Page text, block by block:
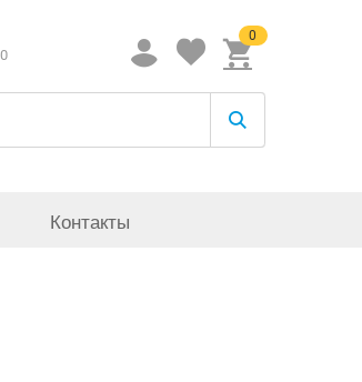
0
Контакты